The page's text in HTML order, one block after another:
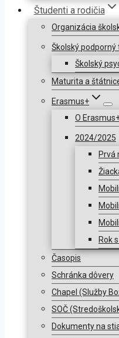
Študenti a rodičia
Organizácia
Školský podporný
Školský
Maturita a
Erasmus+
O
2024/2025
Prvá
Rok
Časopis
Schránka dôvery
Chapel (Služby
SOČ
Dokumenty na